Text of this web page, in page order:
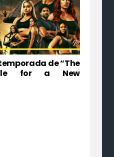
de “The
for a New